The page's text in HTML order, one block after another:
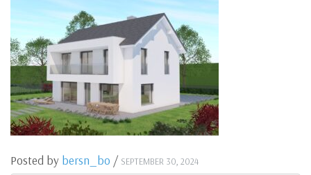
Posted by bersn_bo / SEPTEMBER 30, 2024